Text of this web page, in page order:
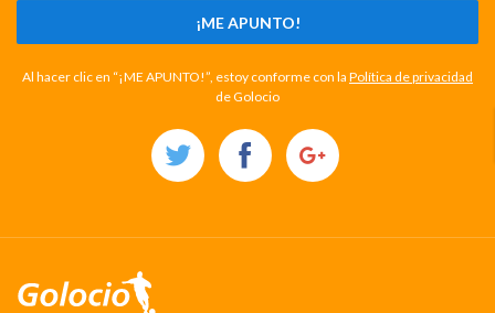
¡ME APUNTO!
Al hacer clic en “¡ME APUNTO!”, estoy conforme con la Política de privacidad
de Golocio